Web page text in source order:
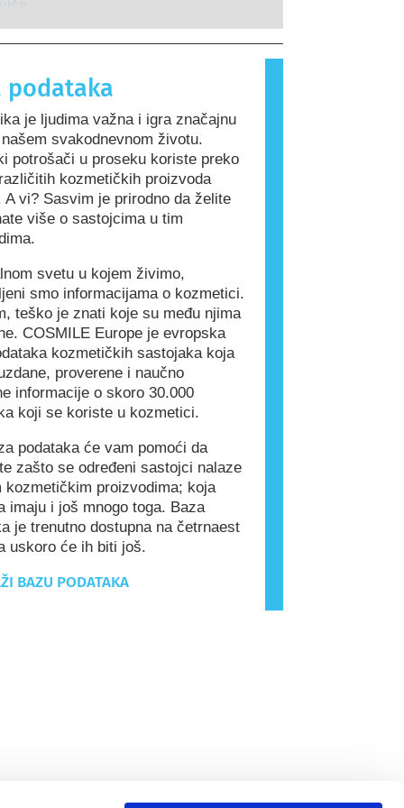
na supstance koje su bezopasne
naziva se alergen.
proizvodi i proizvodi za ličnu negu
sastojke koji mogu biti
neke ljude. To ne znači da proizvod
za druge ljude.
podataka
je ljudima važna i igra značajnu
svakodnevnom životu.
potrošači u proseku koriste preko
kozmetičkih proizvoda
A vi? Sasvim je prirodno da želite
više o sastojcima u tim
svetu u kojem živimo,
smo informacijama o kozmetici.
teško je znati koje su među njima
COSMILE Europe je evropska
kozmetičkih sastojaka koja
proverene i naučno
informacije o skoro 30.000
koji se koriste u kozmetici.
podataka će vam pomoći da
zašto se određeni sastojci nalaze
kozmetičkim proizvodima; koja
imaju i još mnogo toga. Baza
je trenutno dostupna na četrnaest
uskoro će ih biti još.
BAZU PODATAKA